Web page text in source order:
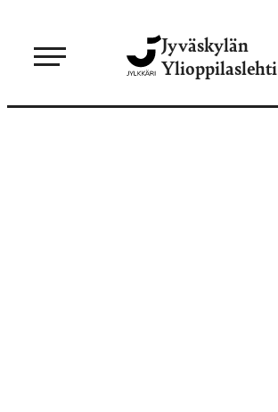
sisältöön
Jyväskylän
Ylioppilaslehti